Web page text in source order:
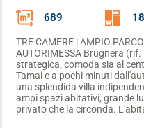
689 18
TRE CAMERE | AMPIO
AUTORIMESSA Brugnera
strategica, comoda sia al
Tamai e a pochi minuti
una splendida villa
ampi spazi abitativi, grande
privato che la circonda.